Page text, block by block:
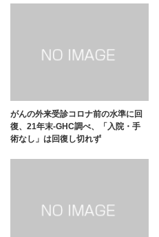
がんの外来受診コロナ前の水準に回
復、21年末-GHC調べ、「入院・手
術なし」は回復し切れず